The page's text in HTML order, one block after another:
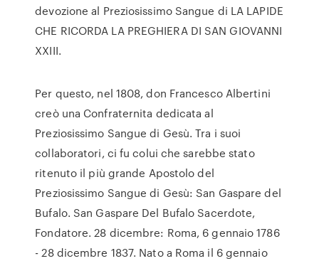
devozione al Preziosissimo Sangue di LA LAPIDE
CHE RICORDA LA PREGHIERA DI SAN GIOVANNI
XXIII.
Per questo, nel 1808, don Francesco Albertini
creò una Confraternita dedicata al
Preziosissimo Sangue di Gesù. Tra i suoi
collaboratori, ci fu colui che sarebbe stato
ritenuto il più grande Apostolo del
Preziosissimo Sangue di Gesù: San Gaspare del
Bufalo. San Gaspare Del Bufalo Sacerdote,
Fondatore. 28 dicembre: Roma, 6 gennaio 1786
- 28 dicembre 1837. Nato a Roma il 6 gennaio